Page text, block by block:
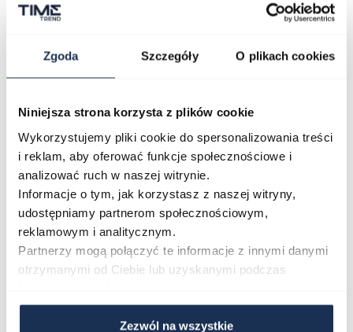
Zgoda Szczegóły O plikach cookies
Niniejsza strona korzysta z plików cookie
Wykorzystujemy pliki cookie do spersonalizowania treści
i reklam, aby oferować funkcje społecznościowe i
analizować ruch w naszej witrynie.
Informacje o tym, jak korzystasz z naszej witryny,
udostępniamy partnerom społecznościowym,
reklamowym i analitycznym.
Partnerzy mogą połączyć te informacje z innymi danymi
otrzymanymi od Ciebie lub uzyskanymi podczas
Zezwól na wszystkie
okres 2 lat. Wodoszczelność 100M i zakręcany dekiel
Opinie
Zapytaj o produkt
Płatność i dostawa